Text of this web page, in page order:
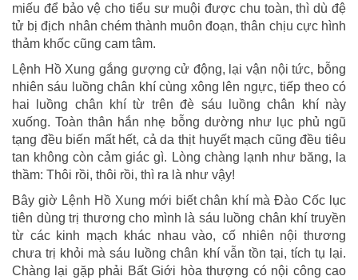
miếu để bảo vệ cho tiểu sư muội được chu toàn, thì dù đệ
tử bị địch nhân chém thành muôn đoạn, thân chịu cực hình
thảm khốc cũng cam tâm.
Lệnh Hồ Xung gắng gượng cử động, lại vận nội tức, bỗng
nhiên sáu luồng chân khí cùng xông lên ngực, tiếp theo có
hai luồng chân khí từ trên đè sáu luồng chân khí này
xuống. Toàn thân hắn nhẹ bỗng dường như lục phủ ngũ
tạng đều biến mất hết, cả da thịt huyết mạch cũng đều tiêu
tan không còn cảm giác gì. Lòng chàng lạnh như băng, la
thầm: Thôi rồi, thôi rồi, thì ra là như vậy!
Bây giờ Lệnh Hồ Xung mới biết chân khí mà Đào Cốc lục
tiên dùng trị thương cho mình là sáu luồng chân khí truyền
từ các kinh mạch khác nhau vào, cố nhiên nội thương
chưa trị khỏi mà sáu luồng chân khí vẫn tồn tại, tích tụ lại.
Chàng lại gặp phải Bất Giới hòa thượng có nội công cao